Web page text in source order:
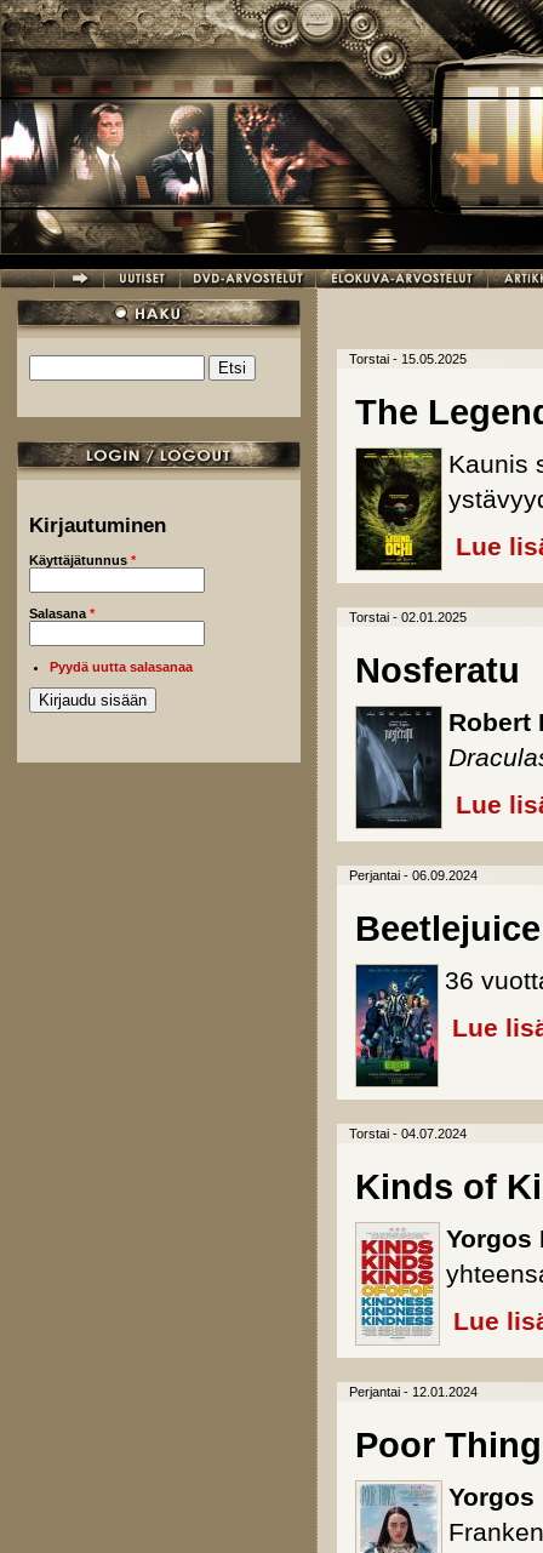
Hyppää pääsisältöön
Hakulomake
Kirjautuminen
Käyttäjätunnus *
Salasana *
Pyydä uutta salasanaa
Torstai - 15.05.2025
The
Kaunis
Lue
Torstai - 02.01.2025
Nosferatu
Robert
Lue
Perjantai - 06.09.2024
36
Lue
Torstai - 04.07.2024
Kinds of
Yorgos
Lue
Perjantai - 12.01.2024
Poor